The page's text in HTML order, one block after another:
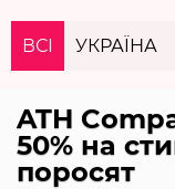
ВСІ УКРАЇНА
ATH
50% на
поросят